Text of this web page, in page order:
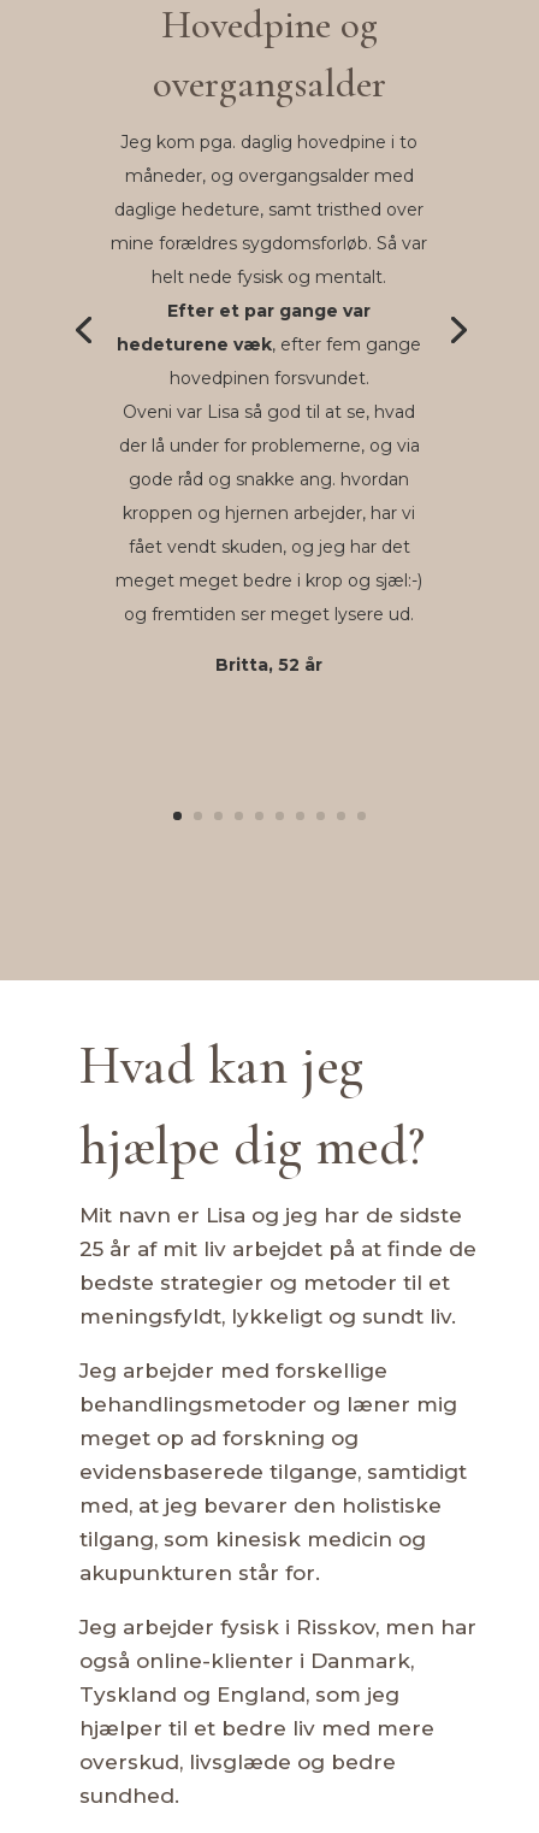
Hovedpine og
overgangsalder
Jeg kom pga. daglig hovedpine i to
måneder, og overgangsalder med
daglige hedeture, samt tristhed over
mine forældres sygdomsforløb. Så var
helt nede fysisk og mentalt.
Efter et par gange var
hedeturene væk, efter fem gange
hovedpinen forsvundet.
Oveni var Lisa så god til at se, hvad
der lå under for problemerne, og via
gode råd og snakke ang. hvordan
kroppen og hjernen arbejder, har vi
fået vendt skuden, og jeg har det
meget meget bedre i krop og sjæl:-)
og fremtiden ser meget lysere ud.
Britta, 52 år
Hvad kan jeg
hjælpe dig med?
Mit navn er Lisa og jeg har de sidste
25 år af mit liv arbejdet på at finde de
bedste strategier og metoder til et
meningsfyldt, lykkeligt og sundt liv.
Jeg arbejder med forskellige
behandlingsmetoder og læner mig
meget op ad forskning og
evidensbaserede tilgange, samtidigt
med, at jeg bevarer den holistiske
tilgang, som kinesisk medicin og
akupunkturen står for.
Jeg arbejder fysisk i Risskov, men har
også online-klienter i Danmark,
Tyskland og England, som jeg
hjælper til et bedre liv med mere
overskud, livsglæde og bedre
sundhed.